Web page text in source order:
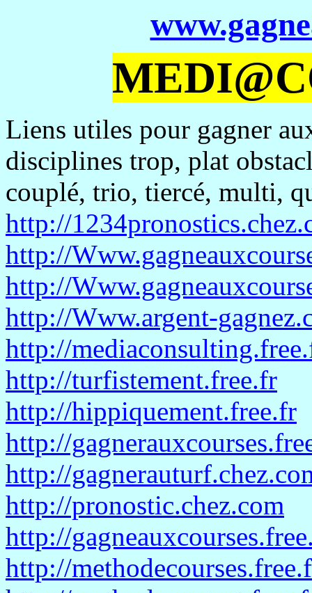
Liens utiles pour gagner
disciplines trop, plat
couplé, trio, tiercé, multi,
http://
http://
http://
http://Www.argent-
http://
http://turfistement.free.fr
http://hippiquement.free.fr
http://
http://
http://pronostic.chez.com
http://
http://